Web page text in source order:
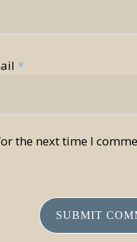
*
the next time I